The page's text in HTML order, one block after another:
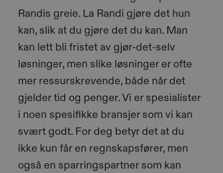
Randis greie. La Randi gjøre det hun
kan, slik at du gjøre det du kan. Man
kan lett bli fristet av gjør-det-selv
løsninger, men slike løsninger er ofte
mer ressurskrevende, både når det
gjelder tid og penger. Vi er spesialister
i noen spesifikke bransjer som vi kan
svært godt. For deg betyr det at du
ikke kun får en regnskapsfører, men
også en sparringspartner som kan